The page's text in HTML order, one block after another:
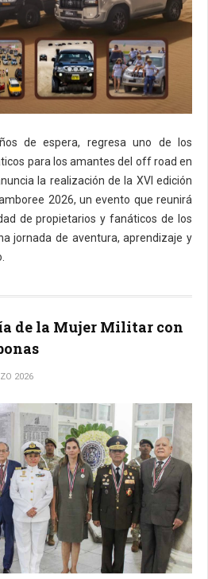
de espera, regresa uno de los
para los amantes del off road en
la realización de la XVI edición
2026, un evento que reunirá
de propietarios y fanáticos de los
jornada de aventura, aprendizaje y
de la Mujer Militar con
2026